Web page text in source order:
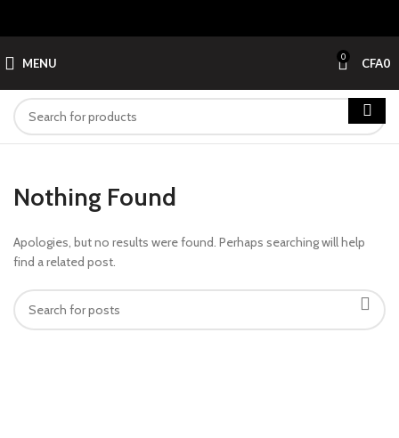
MENU 0 CFA0
Nothing Found
Apologies, but no results were found. Perhaps searching will help
find a related post.